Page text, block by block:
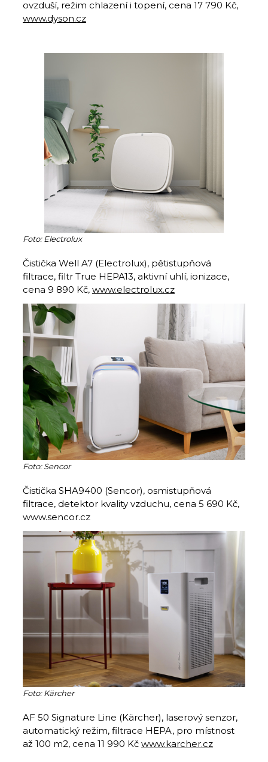
ovzduší, režim chlazení i topení, cena 17 790 Kč,
www.dyson.cz
Foto: Electrolux
Čistička Well A7 (Electrolux), pětistupňová
filtrace, filtr True HEPA13, aktivní uhlí, ionizace,
cena 9 890 Kč, www.electrolux.cz
Foto: Sencor
Čistička SHA9400 (Sencor), osmistupňová
filtrace, detektor kvality vzduchu, cena 5 690 Kč,
www.sencor.cz
Foto: Kärcher
AF 50 Signature Line (Kärcher), laserový senzor,
automatický režim, filtrace HEPA, pro místnost
až 100 m2, cena 11 990 Kč www.karcher.cz